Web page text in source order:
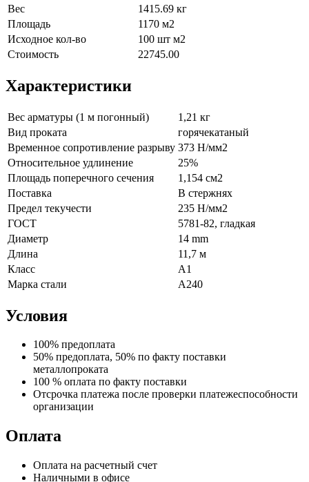
Вес 1415.69 кг
Площадь
1170 м2
Исходное кол-во
100 шт м2
Стоимость
22745.00
Характеристики
Вес арматуры (1 м погонный)
1,21 кг
Вид проката
горячекатаный
Временное сопротивление разрыву 373 Н/мм2
Относительное удлинение
25%
Площадь поперечного сечения
1,154 см2
Поставка
В стержнях
Предел текучести
235 Н/мм2
ГОСТ
5781-82, гладкая
Диаметр
14 mm
Длина
11,7 м
Класс
А1
Марка стали
А240
Условия
100% предоплата
50% предоплата, 50% по факту поставки
металлопроката
100 % оплата по факту поставки
Отсрочка платежа после проверки платежеспособности
организации
Оплата
Оплата на расчетный счет
Наличными в офисе